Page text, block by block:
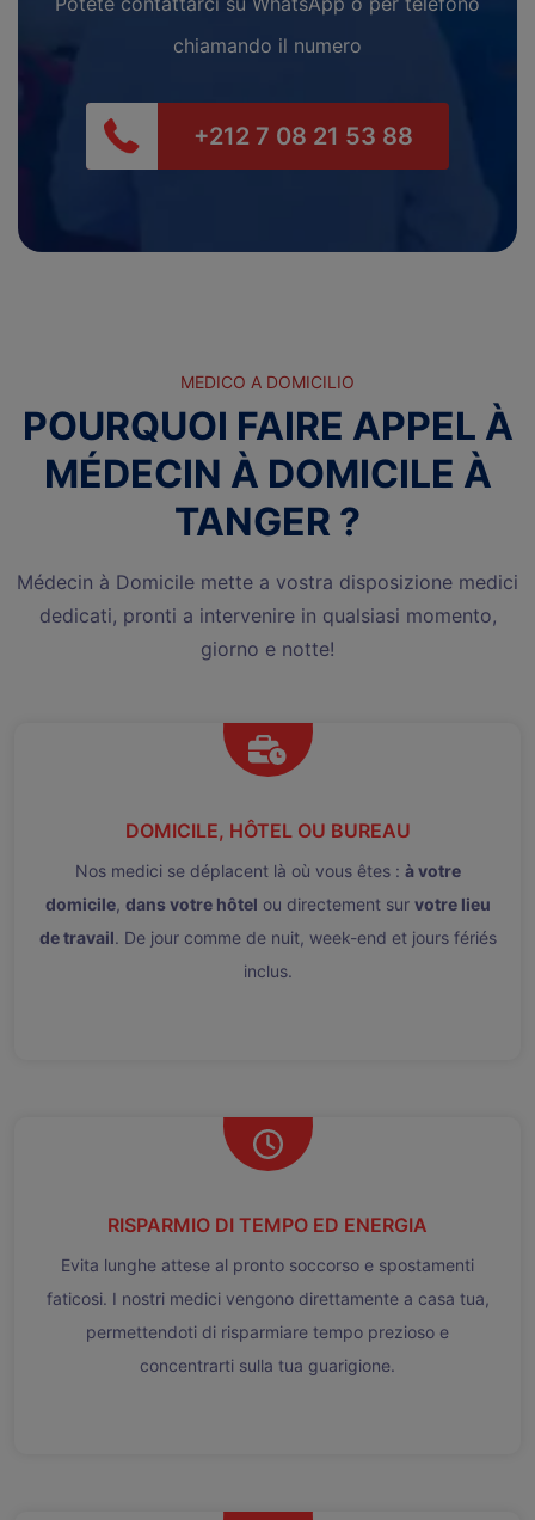
chiamando il numero
+212 7 08 21 53 88
MEDICO A DOMICILIO
POURQUOI FAIRE APPEL À
MÉDECIN À DOMICILE À
TANGER ?
Médecin à Domicile mette a vostra disposizione medici
dedicati, pronti a intervenire in qualsiasi momento,
giorno e notte!
DOMICILE, HÔTEL OU BUREAU
Nos medici se déplacent là où vous êtes : à votre
domicile, dans votre hôtel ou directement sur votre lieu
de travail. De jour comme de nuit, week-end et jours fériés
inclus.
RISPARMIO DI TEMPO ED ENERGIA
Evita lunghe attese al pronto soccorso e spostamenti
faticosi. I nostri medici vengono direttamente a casa tua,
permettendoti di risparmiare tempo prezioso e
concentrarti sulla tua guarigione.